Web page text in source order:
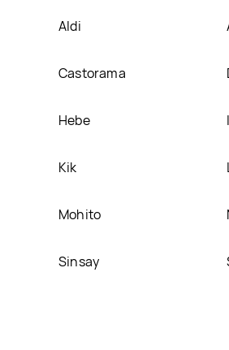
Aldi
Castorama
Hebe
Kik
Mohito
Sinsay